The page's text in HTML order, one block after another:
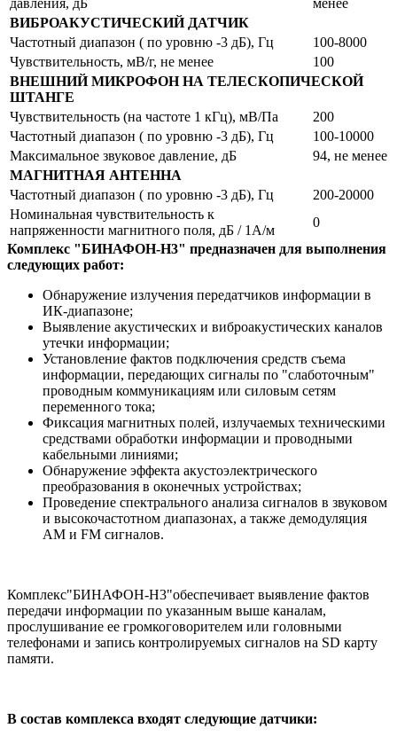
ВИБРОАКУСТИЧЕСКИЙ ДАТЧИК
Частотный диапазон ( по уровню -3 дБ), Гц
100-8000
Чувствительность, мВ/г, не менее
100
ВНЕШНИЙ МИКРОФОН НА ТЕЛЕСКОПИЧЕСКОЙ
ШТАНГЕ
Чувствительность (на частоте 1 кГц), мВ/Па
200
Частотный диапазон ( по уровню -3 дБ), Гц
100-10000
Максимальное звуковое давление, дБ
94, не менее
МАГНИТНАЯ АНТЕННА
Частотный диапазон ( по уровню -3 дБ), Гц
200-20000
Номинальная чувствительность к
напряженности магнитного поля, дБ / 1А/м
0
Комплекс "БИНАФОН-Н3" предназначен для выполнения
следующих работ:
Обнаружение излучения передатчиков информации в
ИК-диапазоне;
Выявление акустических и виброакустических каналов
утечки информации;
Установление фактов подключения средств съема
информации, передающих сигналы по "слаботочным"
проводным коммуникациям или силовым сетям
переменного тока;
Фиксация магнитных полей, излучаемых техническими
средствами обработки информации и проводными
кабельными линиями;
Обнаружение эффекта акустоэлектрического
преобразования в оконечных устройствах;
Проведение спектрального анализа сигналов в звуковом
и высокочастотном диапазонах, а также демодуляция
АМ и FM сигналов.
Комплекс"БИНАФОН-Н3"обеспечивает выявление фактов
передачи информации по указанным выше каналам,
прослушивание ее громкоговорителем или головными
телефонами и запись контролируемых сигналов на SD карту
памяти.
В состав комплекса входят следующие датчики: